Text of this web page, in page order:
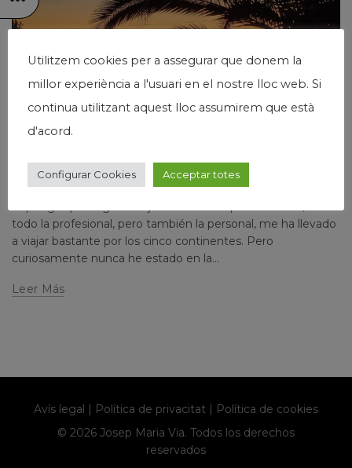
Humanismo
Escrito porjosepmariavia Deja un comentario
todo la profesional, pero también la personal, me ha llevado
a viajar bastante por los cinco continentes. Pero
curiosamente nunca he estado en la...
Leer Más
© 2026 Josep Maria Via. Todos los derechos
reservados
Avís legal | Política de privacitat | Política de cookies
Utilitzem cookies per a assegurar que donem la
millor experiència a l'usuari en el nostre lloc web. Si
continua utilitzant aquest lloc assumirem que està
d'acord.
Configurar Cookies Acceptar totes